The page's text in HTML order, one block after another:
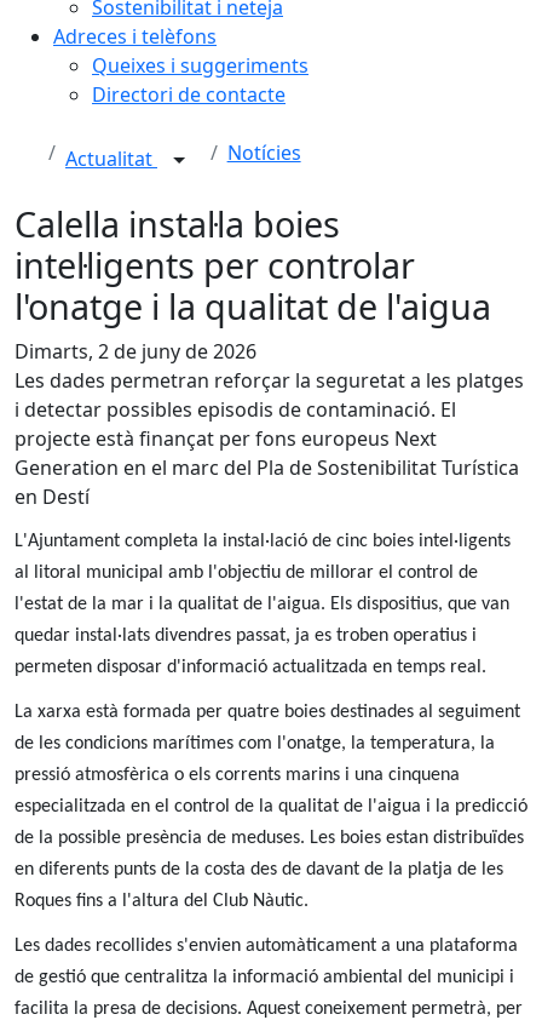
Sostenibilitat i neteja
Adreces i telèfons
Queixes i suggeriments
Directori de contacte
Actualitat Notícies
Calella instal·la boies
intel·ligents per controlar
l'onatge i la qualitat de l'aigua
Dimarts, 2 de juny de 2026
Les dades permetran reforçar la seguretat a les platges
i detectar possibles episodis de contaminació. El
projecte està finançat per fons europeus Next
Generation en el marc del Pla de Sostenibilitat Turística
en Destí
L'Ajuntament completa la instal·lació de cinc boies intel·ligents
al litoral municipal amb l'objectiu de millorar el control de
l'estat de la mar i la qualitat de l'aigua. Els dispositius, que van
quedar instal·lats divendres passat, ja es troben operatius i
permeten disposar d'informació actualitzada en temps real.
La xarxa està formada per quatre boies destinades al seguiment
de les condicions marítimes com l'onatge, la temperatura, la
pressió atmosfèrica o els corrents marins i una cinquena
especialitzada en el control de la qualitat de l'aigua i la predicció
de la possible presència de meduses. Les boies estan distribuïdes
en diferents punts de la costa des de davant de la platja de les
Roques fins a l'altura del Club Nàutic.
Les dades recollides s'envien automàticament a una plataforma
de gestió que centralitza la informació ambiental del municipi i
facilita la presa de decisions. Aquest coneixement permetrà, per